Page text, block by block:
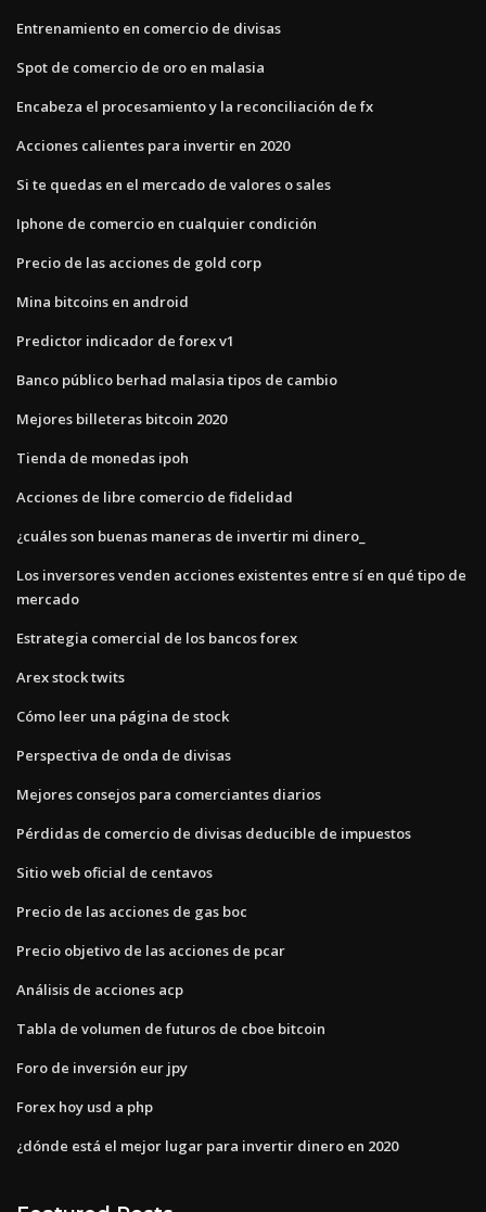
Entrenamiento en comercio de divisas
Spot de comercio de oro en malasia
Encabeza el procesamiento y la reconciliación de fx
Acciones calientes para invertir en 2020
Si te quedas en el mercado de valores o sales
Iphone de comercio en cualquier condición
Precio de las acciones de gold corp
Mina bitcoins en android
Predictor indicador de forex v1
Banco público berhad malasia tipos de cambio
Mejores billeteras bitcoin 2020
Tienda de monedas ipoh
Acciones de libre comercio de fidelidad
¿cuáles son buenas maneras de invertir mi dinero_
Los inversores venden acciones existentes entre sí en qué tipo de
mercado
Estrategia comercial de los bancos forex
Arex stock twits
Cómo leer una página de stock
Perspectiva de onda de divisas
Mejores consejos para comerciantes diarios
Pérdidas de comercio de divisas deducible de impuestos
Sitio web oficial de centavos
Precio de las acciones de gas boc
Precio objetivo de las acciones de pcar
Análisis de acciones acp
Tabla de volumen de futuros de cboe bitcoin
Foro de inversión eur jpy
Forex hoy usd a php
¿dónde está el mejor lugar para invertir dinero en 2020